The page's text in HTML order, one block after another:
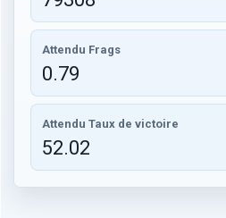
Attendu Frags
0.79
Attendu Taux de victoire
52.02